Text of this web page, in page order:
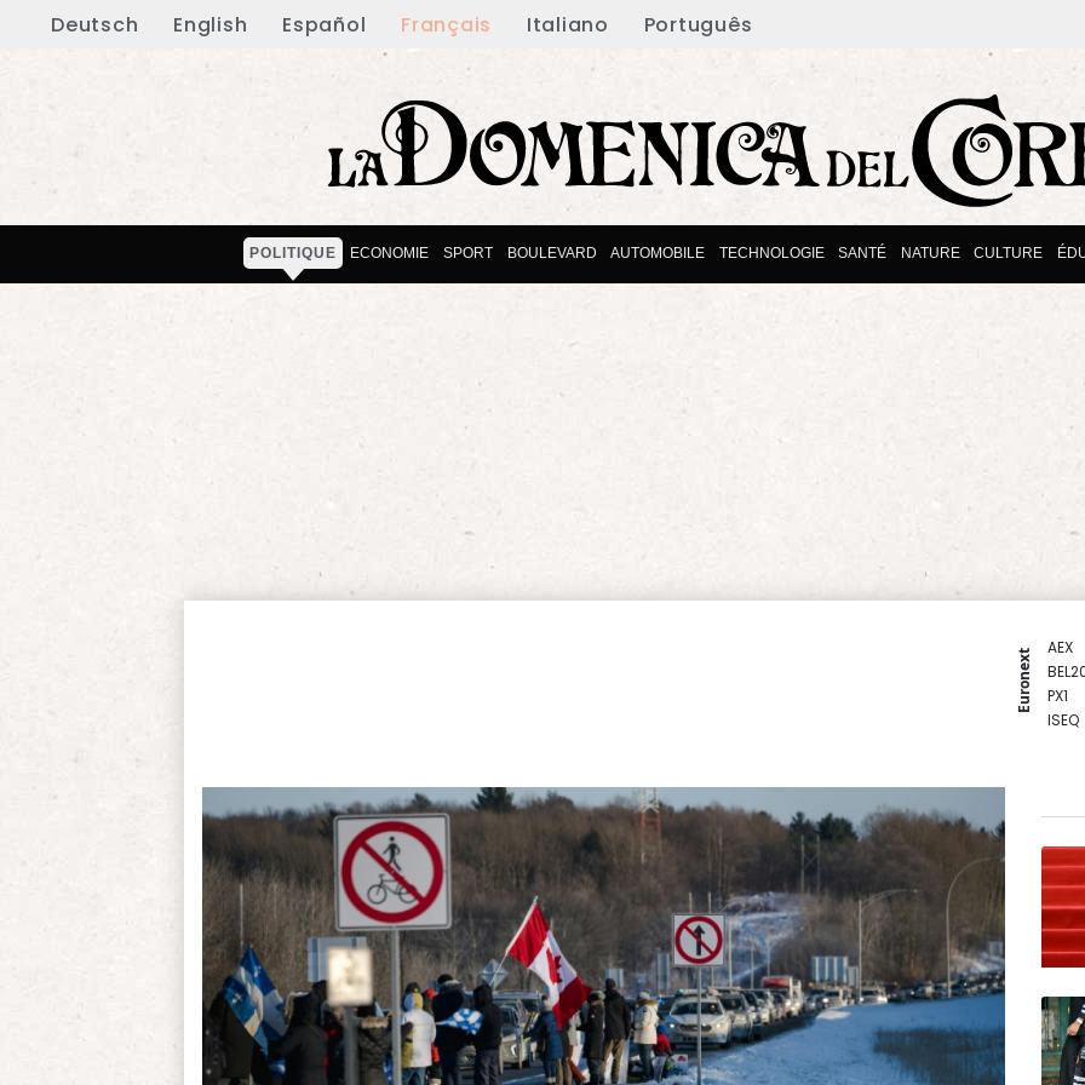
Deutsch English Español Français Italiano Português
POLITIQUE ECONOMIE SPORT BOULEVARD AUTOMOBILE TECHNOLOGIE SANTÉ NATURE CULTURE
Euronext
AEX
PX1
ISEQ